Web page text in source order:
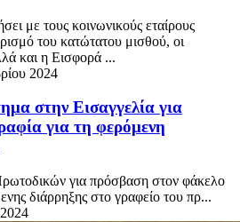
με τους κοινωνικούς εταίρους
του κατώτατου μισθού, οι
και η Εισφορά ...
2024
στην Εισαγγελία για
για τη φερόμενη
για πρόσβαση στον φάκελο
διάρρηξης στο γραφείο του πρ...